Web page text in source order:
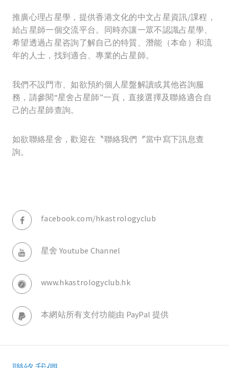
推廣心理占星學，提供香港文化的中文占星資訊/課程，
給占星師一個交流平台。同時亦讓一眾不認識占星學、
希望透過占星咨詢了解自己的特質、潛能（本命）和流
年的人士，找到適合、專業的占星師。
我們不設門市、如欲預約個人星盤解讀或其他咨詢服
務，請參閱“星舍占星師”一頁，直接選擇及聯絡適合自
己的占星師查詢。
如欲聯絡星舍，歡迎在〝聯絡我們〞當中寫下訊息查
詢。
facebook.com/hkastrologyclub
星舍 Youtube Channel
www.hkastrologyclub.hk
本網站所有支付功能由 PayPal 提供